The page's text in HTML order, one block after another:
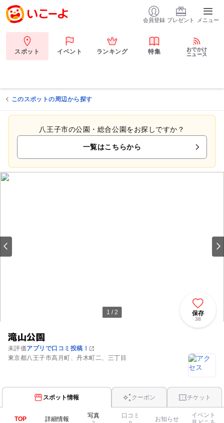
会員登録 プレゼント メニュー
スポット イベント ランキング 特集
おでかけ
ニュース
このスポットの周辺から探す
八王子市の公園・総合公園をお探しですか？
一覧はこちらから
1 / 2
滝山公園
未評価アプリで口コミ投稿！
東京都八王子市高月町、丹木町二、三丁目
保存
38
スポット情報 クーポン チケット
TOP 詳細情報 写真 口コミ お知らせ
イベント